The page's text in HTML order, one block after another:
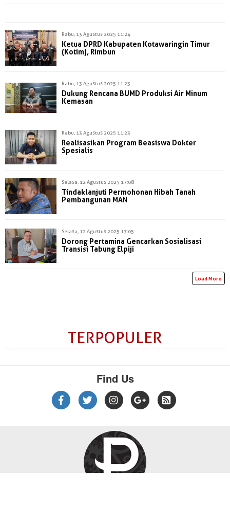
Rabu, 13 Agustus 2025 11:24
Ketua DPRD Kabupaten Kotawaringin Timur
(Kotim), Rimbun
Rabu, 13 Agustus 2025 11:23
Dukung Rencana BUMD Produksi Air Minum
Kemasan
Rabu, 13 Agustus 2025 11:23
Realisasikan Program Beasiswa Dokter
Spesialis
Selasa, 12 Agustus 2025 17:08
Tindaklanjuti Permohonan Hibah Tanah
Pembangunan MAN
Selasa, 12 Agustus 2025 17:05
Dorong Pertamina Gencarkan Sosialisasi
Transisi Tabung Elpiji
Load More
TERPOPULER
Find Us